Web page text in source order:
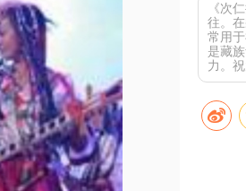
《次
往。
常用
是藏
力。